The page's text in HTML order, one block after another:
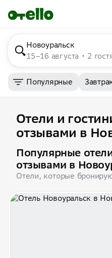
Новоуральск
15–16 августа
2
Популярные
Отели и
отзывами в
Популярные
отзывами в
Отели, которые